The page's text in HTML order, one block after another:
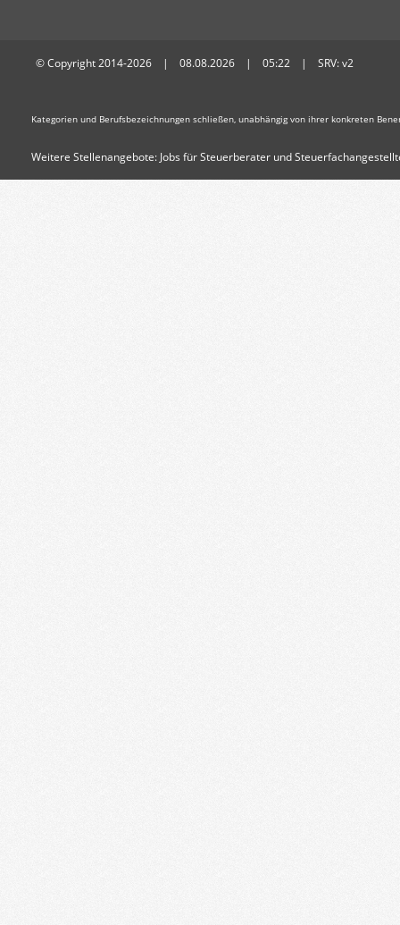
© Copyright 2014-2026 | 08.08.2026 | 05:22 | SRV: v2
Kategorien und Berufsbezeichnungen schließen, unabhängig von ihrer konkreten
Weitere Stellenangebote: Jobs für Steuerberater und